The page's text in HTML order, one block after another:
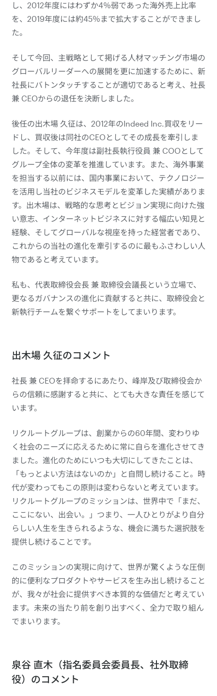
し、2012年度にはわずか4％弱であった海外売上比率
を、2019年度には約45％まで拡大することができまし
た。
そして今回、主戦略として掲げる人材マッチング市場の
グローバルリーダーへの展開を更に加速するために、新
社長にバトンタッチすることが適切であると考え、社長
兼 CEOからの退任を決断しました。
後任の出木場 久征は、2012年のIndeed Inc.買収をリー
ドし、買収後は同社のCEOとしてその成長を牽引しま
した。そして、今年度は副社長執行役員 兼 COOとして
グループ全体の変革を推進しています。また、海外事業
を担当する以前には、国内事業において、テクノロジー
を活用し当社のビジネスモデルを変革した実績がありま
す。出木場は、戦略的な思考とビジョン実現に向けた強
い意志、インターネットビジネスに対する幅広い知見と
経験、そしてグローバルな視座を持った経営者であり、
これからの当社の進化を牽引するのに最もふさわしい人
物であると考えています。
私も、代表取締役会長 兼 取締役会議長という立場で、
更なるガバナンスの進化に貢献すると共に、取締役会と
新執行チームを繋ぐサポートをしてまいります。
出木場 久征のコメント
社長 兼 CEOを拝命するにあたり、峰岸及び取締役会か
らの信頼に感謝すると共に、とても大きな責任を感じて
います。
リクルートグループは、創業からの60年間、変わりゆ
く社会のニーズに応えるために常に自らを進化させてき
ました。進化のためにいつも大切にしてきたことは、
「もっとよい方法はないのか」と自問し続けること。時
代が変わってもこの原則は変わらないと考えています。
リクルートグループのミッションは、世界中で「まだ、
ここにない、出会い。」つまり、一人ひとりがより自分
らしい人生を生きられるような、機会に満ちた選択肢を
提供し続けることです。
このミッションの実現に向けて、世界が驚くような圧倒
的に便利なプロダクトやサービスを生み出し続けること
が、我々が社会に提供すべき本質的な価値だと考えてい
ます。未来の当たり前を創り出すべく、全力で取り組ん
でまいります。
泉谷 直木（指名委員会委員長、社外取締
役）のコメント